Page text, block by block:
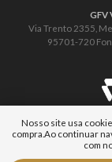
GFV
Via Trento 2355,
95701-720
Nosso site usa
compra. Ao continuar
com